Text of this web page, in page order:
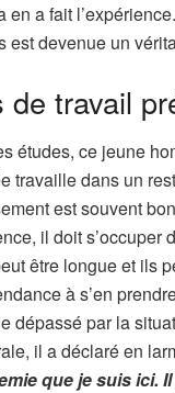
en a fait
est devenue un
de travail
études, ce jeune
travaille dans un
est souvent
il doit s’occuper
être longue et ils
à s’en
dépassé par la
il a déclaré en
que je suis ici.